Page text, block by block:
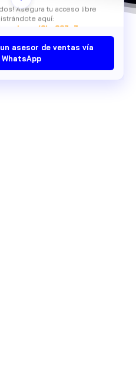
asesor de ventas vía
WhatsApp